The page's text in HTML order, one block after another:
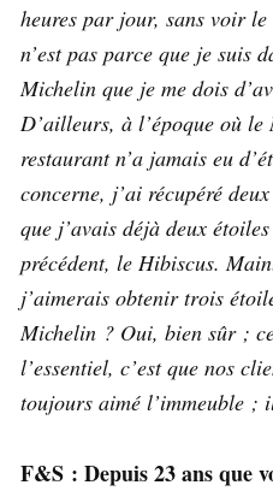
heures par jour, sans voir
n’est pas parce que je suis
Michelin que je me dois
D’ailleurs, à l’époque où
restaurant n’a jamais eu
concerne, j’ai récupéré
que j’avais déjà deux
précédent, le Hibiscus.
j’aimerais obtenir trois
Michelin ? Oui, bien sûr ;
l’essentiel, c’est que nos
toujours aimé l’immeuble ;
F&S : Depuis 23 ans que